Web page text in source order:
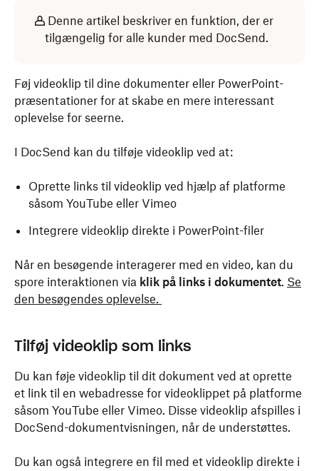
Denne artikel beskriver en funktion, der er
tilgængelig for alle kunder med DocSend.
Føj videoklip til dine dokumenter eller PowerPoint-
præsentationer for at skabe en mere interessant
oplevelse for seerne.
I DocSend kan du tilføje videoklip ved at:
Oprette links til videoklip ved hjælp af platforme
såsom YouTube eller Vimeo
Integrere videoklip direkte i PowerPoint-filer
Når en besøgende interagerer med en video, kan du
spore interaktionen via klik på links i dokumentet. Se
den besøgendes oplevelse.
Tilføj videoklip som links
Du kan føje videoklip til dit dokument ved at oprette
et link til en webadresse for videoklippet på platforme
såsom YouTube eller Vimeo. Disse videoklip afspilles i
DocSend-dokumentvisningen, når de understøttes.
Du kan også integrere en fil med et videoklip direkte i